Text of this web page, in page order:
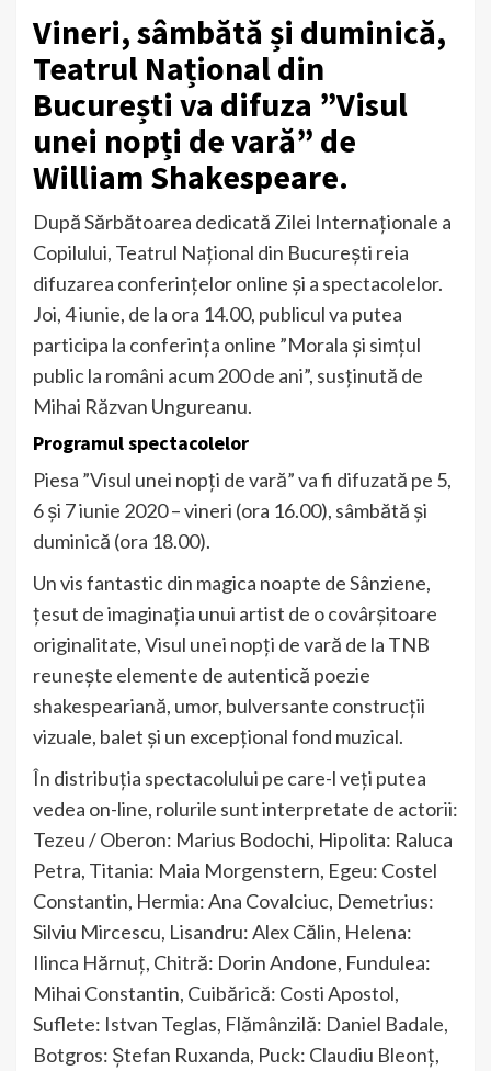
Vineri, sâmbătă și duminică,
Teatrul Național din
București va difuza ”Visul
unei nopți de vară” de
William Shakespeare.
După Sărbătoarea dedicată Zilei Internaționale a
Copilului, Teatrul Național din București reia
difuzarea conferințelor online și a spectacolelor.
Joi, 4 iunie, de la ora 14.00, publicul va putea
participa la conferința online ”Morala și simțul
public la români acum 200 de ani”, susținută de
Mihai Răzvan Ungureanu.
Programul spectacolelor
Piesa ”Visul unei nopți de vară” va fi difuzată pe 5,
6 și 7 iunie 2020 – vineri (ora 16.00), sâmbătă și
duminică (ora 18.00).
Un vis fantastic din magica noapte de Sânziene,
țesut de imaginația unui artist de o covârșitoare
originalitate, Visul unei nopți de vară de la TNB
reunește elemente de autentică poezie
shakespeariană, umor, bulversante construcții
vizuale, balet și un excepțional fond muzical.
În distribuția spectacolului pe care-l veți putea
vedea on-line, rolurile sunt interpretate de actorii:
Tezeu / Oberon: Marius Bodochi, Hipolita: Raluca
Petra, Titania: Maia Morgenstern, Egeu: Costel
Constantin, Hermia: Ana Covalciuc, Demetrius:
Silviu Mircescu, Lisandru: Alex Călin, Helena:
Ilinca Hărnuț, Chitră: Dorin Andone, Fundulea:
Mihai Constantin, Cuibărică: Costi Apostol,
Suflete: Istvan Teglas, Flămânzilă: Daniel Badale,
Botgros: Ștefan Ruxanda, Puck: Claudiu Bleonţ,